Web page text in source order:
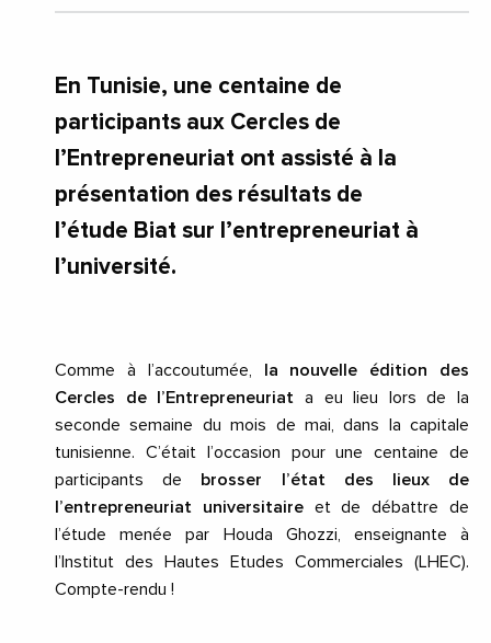
En Tunisie, une centaine de
participants aux Cercles de
l’Entrepreneuriat ont assisté à la
présentation des résultats de
l’étude Biat sur l’entrepreneuriat à
l’université.
Comme à l’accoutumée,
la nouvelle édition des
Cercles de l’Entrepreneuriat a eu lieu lors de la
seconde semaine du mois de mai, dans la capitale
tunisienne. C’était l’occasion pour une centaine de
participants de
brosser l’état des lieux de
l’entrepreneuriat universitaireet de débattre de
l’étude menée par Houda Ghozzi, enseignante à
l’Institut des Hautes Etudes Commerciales (LHEC).
Compte-rendu !